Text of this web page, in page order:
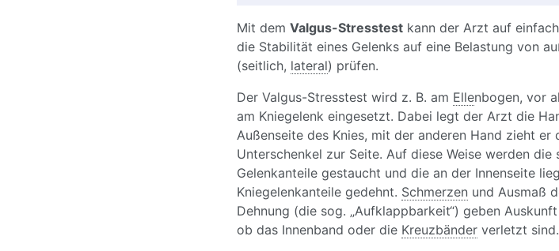
Mit dem Valgus-Stresstestkann der Arzt auf
die Stabilität eines Gelenks auf eine Belastung von
(seitlich, lateral) prüfen.
Der Valgus-Stresstest wird z. B. am Ellenbogen, vor
am Kniegelenk eingesetzt. Dabei legt der Arzt die
Außenseite des Knies, mit der anderen Hand zieht er
Unterschenkel zur Seite. Auf diese Weise werden die
Gelenkanteile gestaucht und die an der Innenseite
Kniegelenkanteile gedehnt. Schmerzen und Ausmaß
Dehnung (die sog. „Aufklappbarkeit“) geben
ob das Innenband oder die Kreuzbänderverletzt sind.